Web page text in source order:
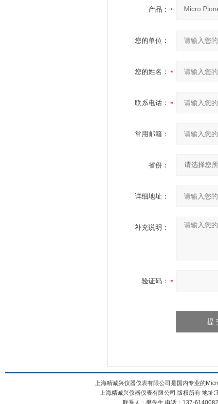
产品：
您的单位：
您的姓名：
联系电话：
常用邮箱：
省份：
详细地址：
补充说明：
验证码：
上海精诚兴仪器仪表有限公司是国内专业的
上海精诚兴仪器仪表有限公司 版权所有 地
联系人：樊先生 电话：137-